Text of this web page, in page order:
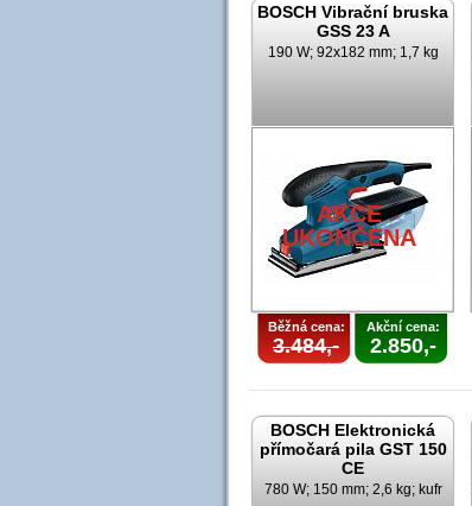
BOSCH Vibrační bruska
GSS 23 A
190 W; 92x182 mm; 1,7 kg
AKCE
UKONČENA
Běžná cena:
3.484,-
Akční cena:
2.850,-
BOSCH Elektronická
přímočará pila GST 150
CE
780 W; 150 mm; 2,6 kg; kufr